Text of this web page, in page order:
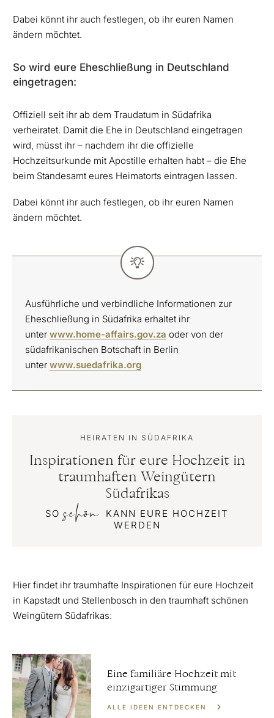
Dabei könnt ihr auch festlegen, ob ihr euren Namen
ändern möchtet.
So wird eure Eheschließung in Deutschland
eingetragen:
Offiziell seit ihr ab dem Traudatum in Südafrika
verheiratet. Damit die Ehe in Deutschland eingetragen
wird, müsst ihr – nachdem ihr die offizielle
Hochzeitsurkunde mit Apostille erhalten habt – die Ehe
beim Standesamt eures Heimatorts eintragen lassen.
Dabei könnt ihr auch festlegen, ob ihr euren Namen
ändern möchtet.
Ausführliche und verbindliche Informationen zur
Eheschließung in Südafrika erhaltet ihr
unter www.home-affairs.gov.za oder von der
südafrikanischen Botschaft in Berlin
unter www.suedafrika.org
HEIRATEN IN SÜDAFRIKA
Inspirationen für eure Hochzeit in
traumhaften Weingütern
Südafrikas
SOschön KANN EURE HOCHZEIT
WERDEN
Hier findet ihr traumhafte Inspirationen für eure Hochzeit
in Kapstadt und Stellenbosch in den traumhaft schönen
Weingütern Südafrikas:
Eine familiäre Hochzeit mit
einzigartiger Stimmung
ALLE IDEEN ENTDECKEN